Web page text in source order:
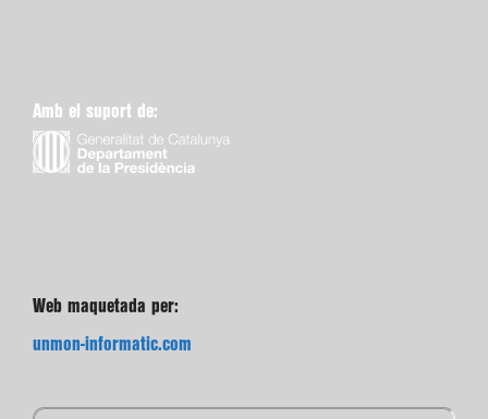
Amb el suport de:
Web maquetada per:
unmon-informatic.com